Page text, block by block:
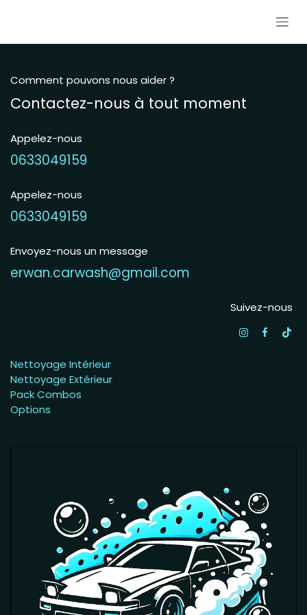
Comment pouvons nous aider ?
Contactez-nous à tout moment
Appelez-nous
0633049159
Appelez-nous
0633049159
Envoyez-nous un message
erwan.carwash@gmail.com
Suivez-nous
Nettoyage Intérieur
Nettoyage Extérieur
Pack Combos
Options